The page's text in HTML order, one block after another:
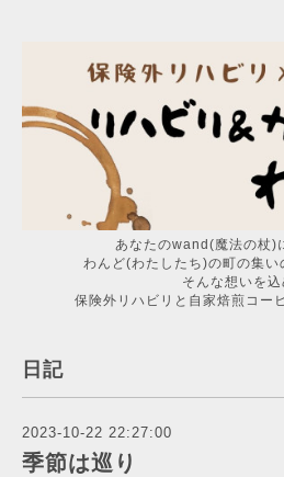
あなたのwand(魔法の杖)
わんど(わたしたち)の町の集い
そんな想いを込
保険外リハビリと自家焙煎コー
日記
2023-10-22 22:27:00
季節は巡り